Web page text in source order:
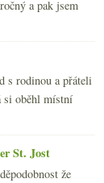
a pak jsem
s rodinou a přáteli
si oběhl místní
St. Jost
že